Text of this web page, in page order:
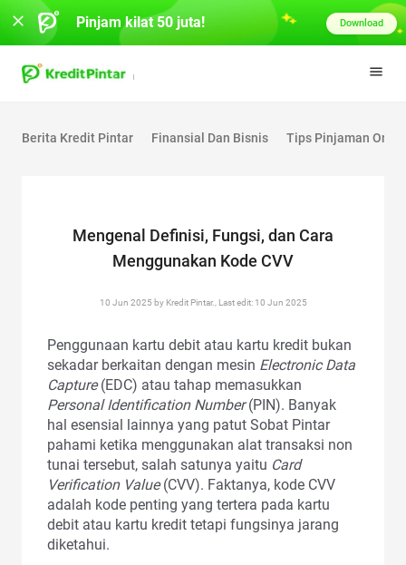
Berita Kredit Pintar Finansial Dan Bisnis Tips Pinjaman
Mengenal Definisi, Fungsi, dan Cara
Menggunakan Kode CVV
10 Jun 2025 by Kredit Pintar., Last edit: 10 Jun 2025
Penggunaan kartu debit atau kartu kredit bukan
sekadar berkaitan dengan mesin Electronic Data
Capture(EDC) atau tahap memasukkan
Personal Identification Number(PIN). Banyak
hal esensial lainnya yang patut Sobat Pintar
pahami ketika menggunakan alat transaksi non
tunai tersebut, salah satunya yaitu Card
Verification Value(CVV). Faktanya, kode CVV
adalah kode penting yang tertera pada kartu
debit atau kartu kredit tetapi fungsinya jarang
diketahui.
Pinjam kilat 50 juta! Download